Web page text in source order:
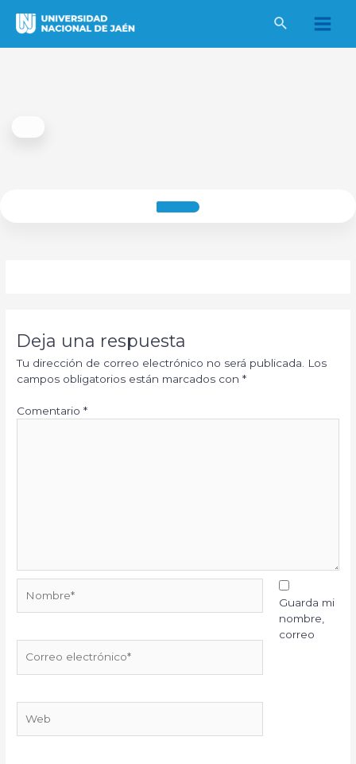
Main
Deja una respuesta
Tu dirección de correo electrónico no será publicada.
Los
campos obligatorios están marcados con*
Comentario*
electrónico*
Guarda mi
nombre,
correo